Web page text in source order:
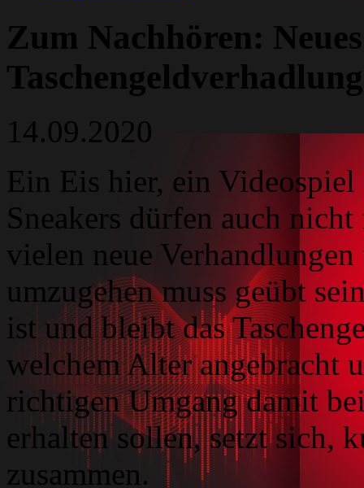
Zum Nachhören:
14.09.2020
Ein Eis hier, ein
Sneakers dürfen auch
vielen neue
umzugehen muss geübt
ist und bleibt das
welchem Alter angebracht
richtigen Umgang damit
erhalten sollen, setzt sich,
zusammen.